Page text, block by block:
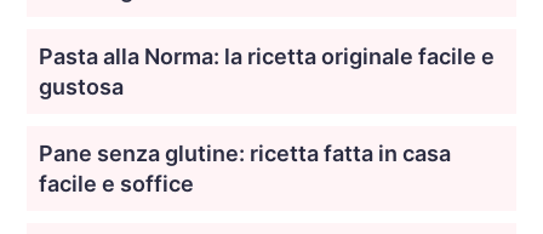
Pasta alla Norma: la ricetta originale facile e
gustosa
Pane senza glutine: ricetta fatta in casa
facile e soffice